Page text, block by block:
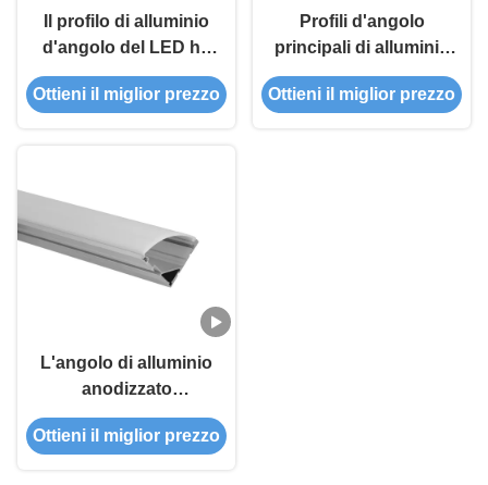
Il profilo di alluminio
d'angolo del LED ha
condotto il profilo di
alluminio per
Ottieni il miglior prezzo
Profili d'angolo
principali di alluminio
40x40mm del
triangolo 6063
Ottieni il miglior prezzo
L'angolo di alluminio
anodizzato
dell'estrusione di
larghezza 40mm
Ottieni il miglior prezzo